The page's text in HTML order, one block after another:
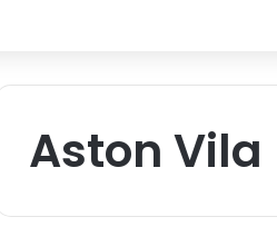
Aston Vila